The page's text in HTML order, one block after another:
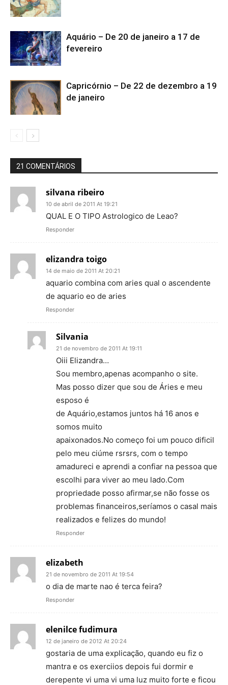
Aquário – De 20 de janeiro a 17 de
fevereiro
Capricórnio – De 22 de dezembro a 19
de janeiro
21 COMENTÁRIOS
silvana ribeiro
10 de abril de 2011 At 19:21
QUAL E O TIPO Astrologico de Leao?
Responder
elizandra toigo
14 de maio de 2011 At 20:21
aquario combina com aries qual o ascendente
de aquario eo de aries
Responder
Silvania
21 de novembro de 2011 At 19:11
Oiii Elizandra…
Sou membro,apenas acompanho o site.
Mas posso dizer que sou de Áries e meu
esposo é
de Aquário,estamos juntos há 16 anos e
somos muito
apaixonados.No começo foi um pouco dificil
pelo meu ciúme rsrsrs, com o tempo
amadureci e aprendi a confiar na pessoa que
escolhi para viver ao meu lado.Com
propriedade posso afirmar,se não fosse os
problemas financeiros,seríamos o casal mais
realizados e felizes do mundo!
Responder
elizabeth
21 de novembro de 2011 At 19:54
o dia de marte nao é terca feira?
Responder
elenilce fudimura
12 de janeiro de 2012 At 20:24
gostaria de uma explicação, quando eu fiz o
mantra e os exerciios depois fui dormir e
derepente vi uma vi uma luz muito forte e ficou